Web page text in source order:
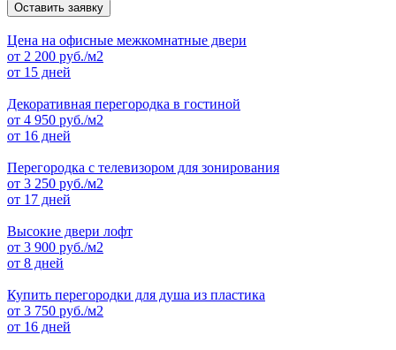
Оставить заявку
Цена на офисные межкомнатные двери
от 2 200 руб./м2
от 15 дней
Декоративная перегородка в гостиной
от 4 950 руб./м2
от 16 дней
Перегородка с телевизором для зонирования
от 3 250 руб./м2
от 17 дней
Высокие двери лофт
от 3 900 руб./м2
от 8 дней
Купить перегородки для душа из пластика
от 3 750 руб./м2
от 16 дней